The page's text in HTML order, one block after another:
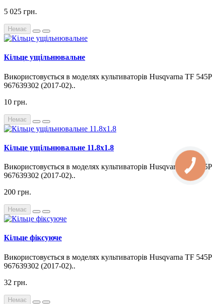
5 025 грн.
Немає
Кільце ущільнювальне
Використовується в моделях культиваторів Husqvarna TF 545P
967639302 (2017-02)..
10 грн.
Немає
Кільце ущільнювальне 11.8x1.8
Використовується в моделях культиваторів Husqvarna TF 545P
967639302 (2017-02)..
200 грн.
Немає
Кільце фіксуюче
Використовується в моделях культиваторів Husqvarna TF 545P
967639302 (2017-02)..
32 грн.
Немає